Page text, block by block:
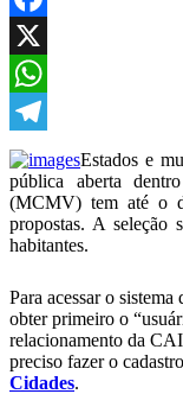
Facebook
X
WhatsApp
Telegram
Estados e
pública aberta
(MCMV) tem até o
propostas. A
habitantes.
Para acessar o
obter primeiro o
relacionamento da
preciso fazer o
Cidades.